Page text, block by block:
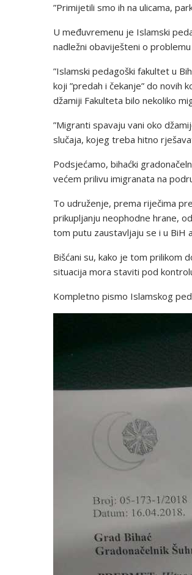
”Primijetili smo ih na ulicama,
U međuvremenu je Islamski
nadležni obaviješteni o
”Islamski pedagoški fakultet u
koji ”predah i čekanje” do novih
džamiji Fakulteta bilo nekoliko
”Migranti spavaju vani oko
slučaja, kojeg treba hitno
Podsjećamo, bihaćki
većem prilivu imigranata na
To udruženje, prema riječima
prikupljanju neophodne hrane,
tom putu zaustavljaju se i u BiH
Bišćani su, kako je tom prilikom
situacija mora staviti pod
Kompletno pismo Islamskog